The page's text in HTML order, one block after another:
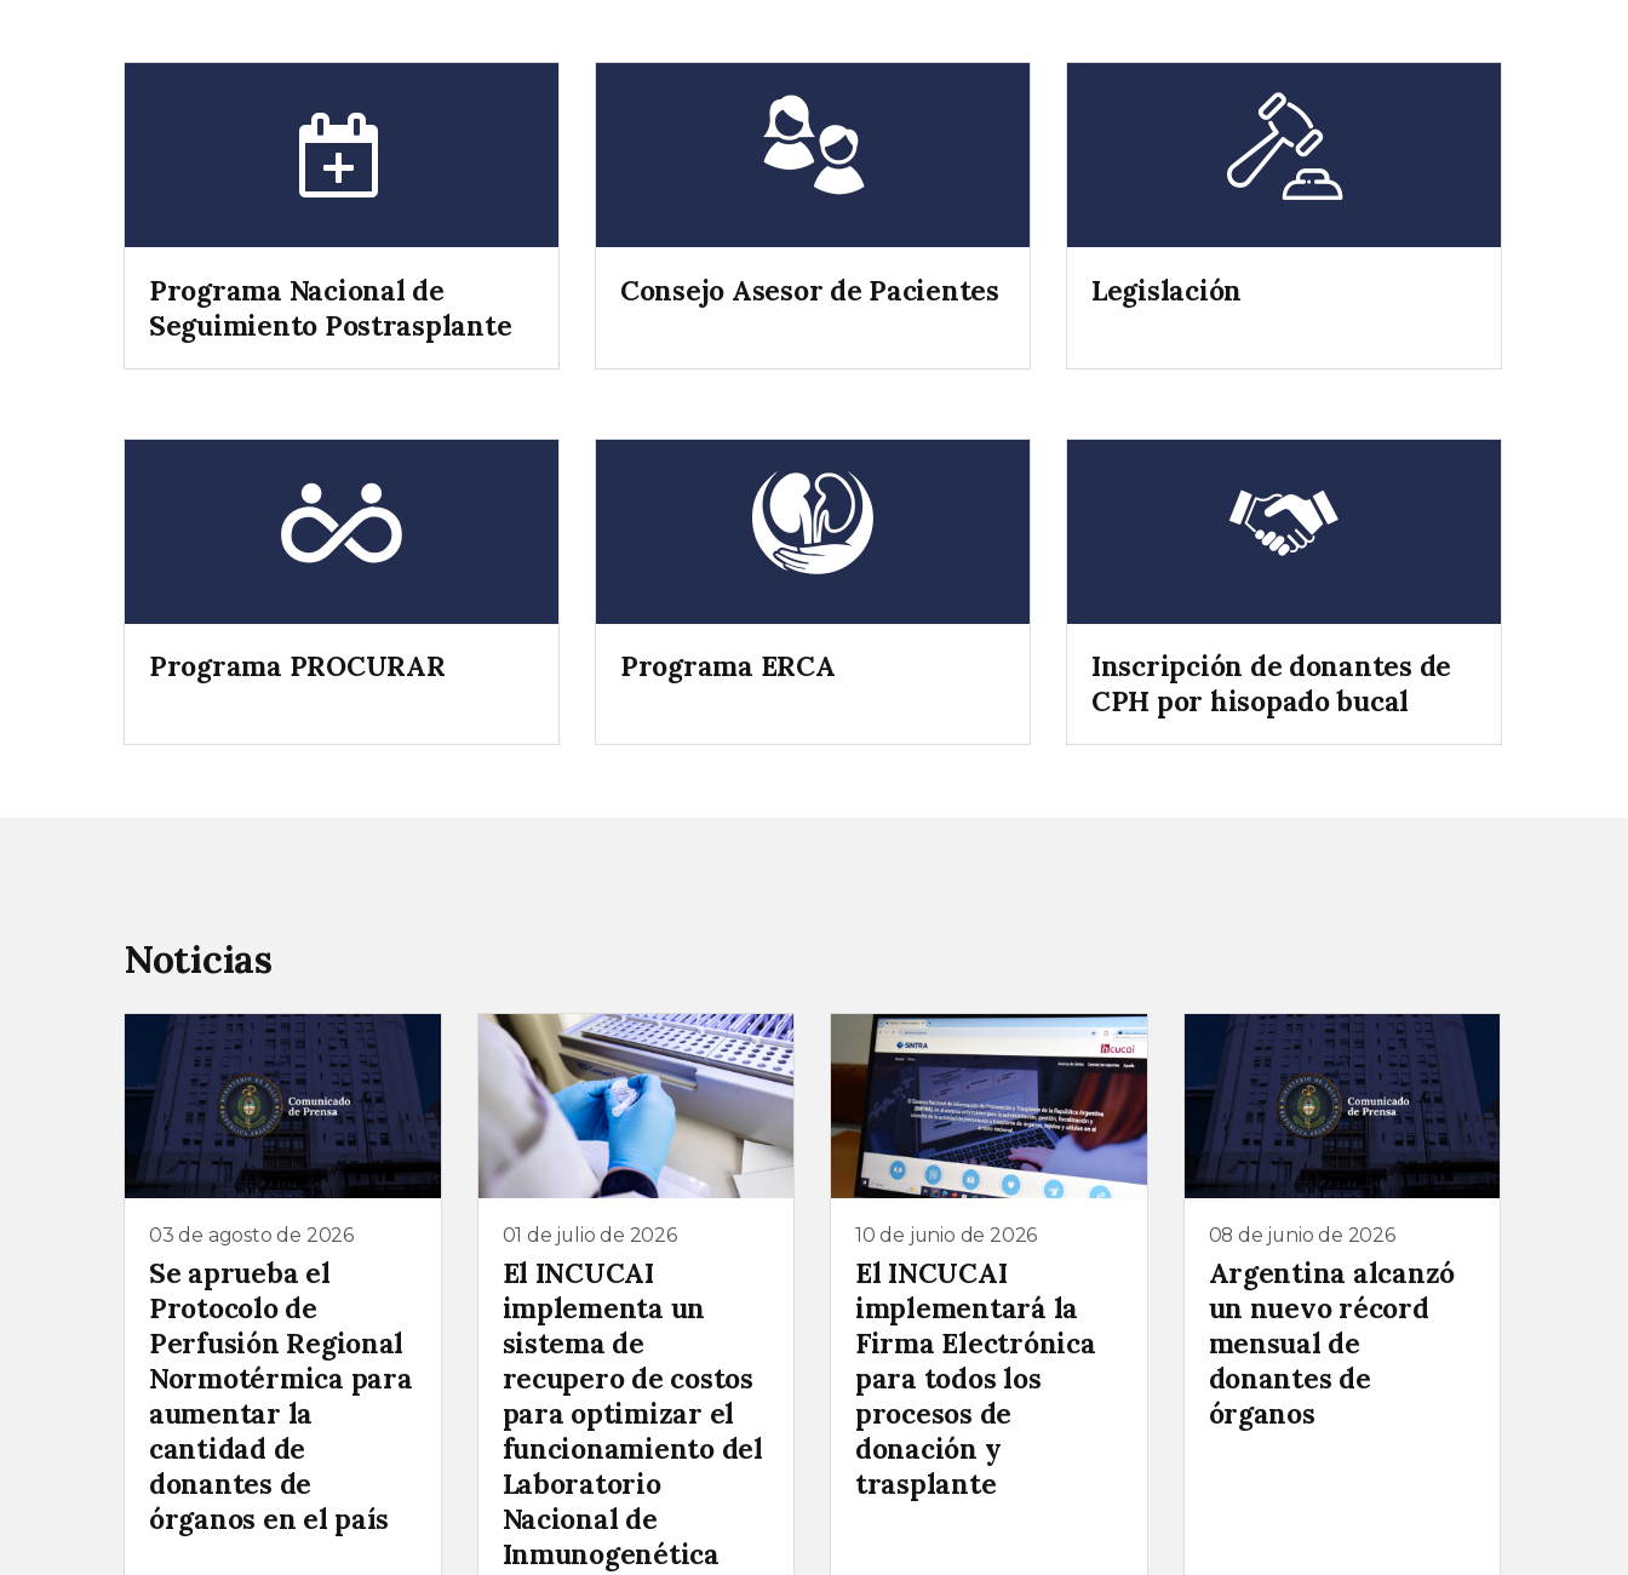
Programa Nacional de
Seguimiento Postrasplante
Consejo Asesor de Pacientes Legislación
Programa PROCURAR Programa ERCA
Inscripción de donantes de
CPH por hisopado bucal
Noticias
03 de agosto de 2026
Se aprueba el
Protocolo de
Perfusión Regional
Normotérmica para
aumentar la
cantidad de
donantes de
órganos en el país
01 de julio de 2026
El INCUCAI
implementa un
sistema de
recupero de costos
para optimizar el
funcionamiento del
Laboratorio
Nacional de
Inmunogenética
10 de junio de 2026
El INCUCAI
implementará la
Firma Electrónica
para todos los
procesos de
donación y
trasplante
08 de junio de 2026
Argentina alcanzó
un nuevo récord
mensual de
donantes de
órganos